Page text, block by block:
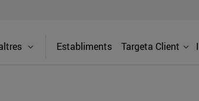
Establiments Targeta Client